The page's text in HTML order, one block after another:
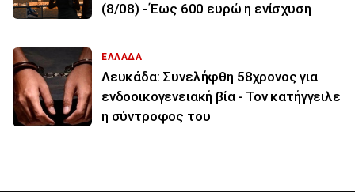
(8/08) - Έως 600 ευρώ η ενίσχυση
ΕΛΛΑΔΑ
Λευκάδα: Συνελήφθη 58χρονος για
ενδοοικογενειακή βία - Τον κατήγγειλε
η σύντροφος του